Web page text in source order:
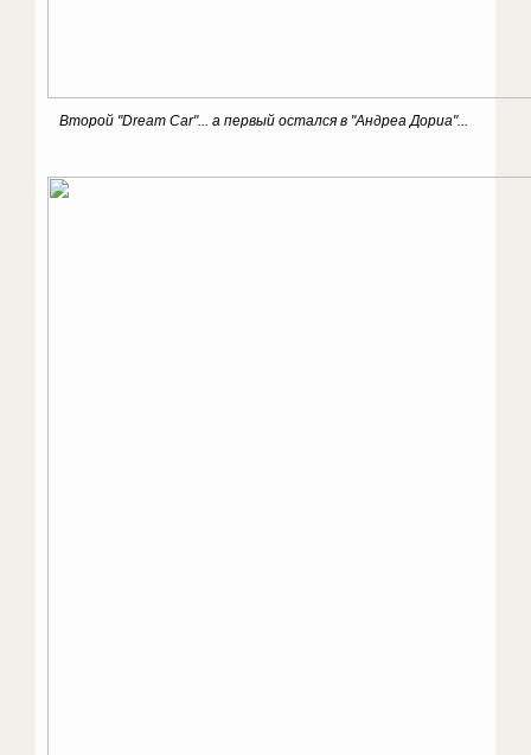
Второй "Dream Car"... а первый остался в "Андреа Дориа"...